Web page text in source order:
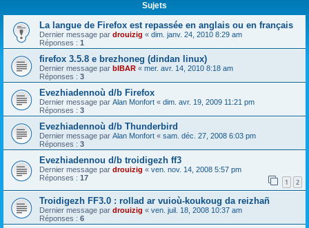
Sujets
La langue de Firefox est repassée en anglais ou en français
Dernier message par drouizig « dim. janv. 24, 2010 8:29 am
Réponses : 1
firefox 3.5.8 e brezhoneg (dindan linux)
Dernier message par bIBAR « mer. avr. 14, 2010 8:18 am
Réponses : 3
Evezhiadennoù d/b Firefox
Dernier message par Alan Monfort « dim. avr. 19, 2009 11:21 pm
Réponses : 3
Evezhiadennoù d/b Thunderbird
Dernier message par Alan Monfort « sam. déc. 27, 2008 6:03 pm
Réponses : 3
Evezhiadennou d/b troidigezh ff3
Dernier message par drouizig « ven. nov. 14, 2008 5:57 pm
Réponses : 17 1 2
Troidigezh FF3.0 : rollad ar vuioù-koukoug da reizhañ
Dernier message par drouizig « ven. juil. 18, 2008 10:37 am
Réponses : 6